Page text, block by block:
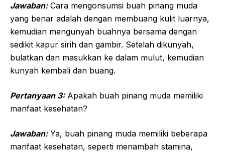
Jawaban:Cara mengonsumsi buah pinang muda
yang benar adalah dengan membuang kulit luarnya,
kemudian mengunyah buahnya bersama dengan
sedikit kapur sirih dan gambir. Setelah dikunyah,
bulatkan dan masukkan ke dalam mulut, kemudian
kunyah kembali dan buang.
Pertanyaan 3:Apakah buah pinang muda memiliki
manfaat kesehatan?
Jawaban:Ya, buah pinang muda memiliki beberapa
manfaat kesehatan, seperti menambah stamina,